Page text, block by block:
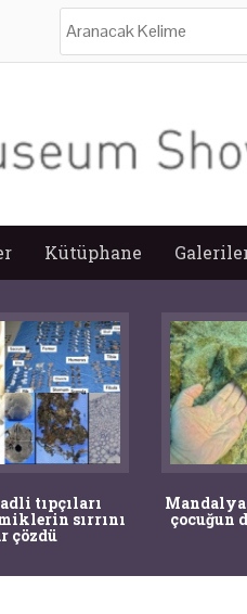
Kütüphane
tıpçıları
sırrını
çözdü
Mandalya
çocuğun